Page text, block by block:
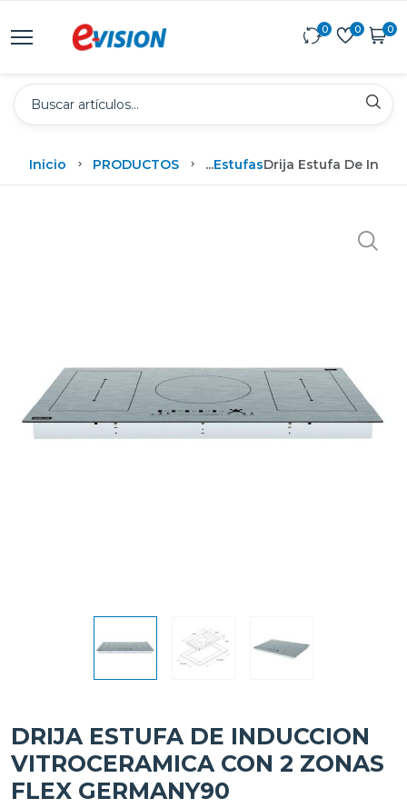
0 0 0
Inicio PRODUCTOS ...EstufasDrija Estufa De
DRIJA ESTUFA DE INDUCCION
VITROCERAMICA CON 2 ZONAS
FLEX GERMANY90